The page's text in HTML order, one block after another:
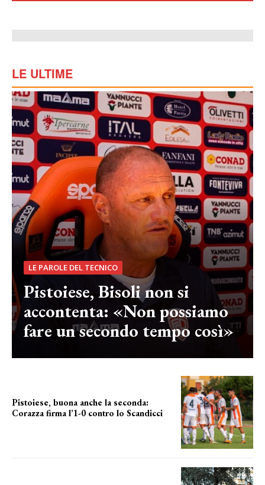
LE ULTIME
LE PAROLE DEL TECNICO
Pistoiese, Bisoli non si
accontenta: «Non possiamo
fare un secondo tempo così»
Pistoiese, buona anche la seconda:
Corazza firma l’1-0 contro lo Scandicci